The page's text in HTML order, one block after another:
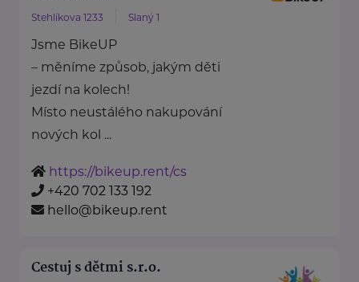
Stehlíkova 1233 Slaný 1
Jsme BikeUP
– měníme způsob, jakým děti
jezdí na kolech!
Místo neustálého nakupování
nových kol ...
https://bikeup.rent/cs
+420 702 133 192
hello@bikeup.rent
Cestuj s dětmi s.r.o.